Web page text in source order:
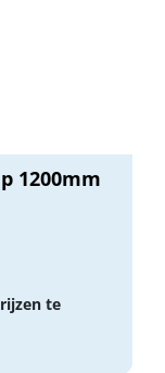
1200mm
te